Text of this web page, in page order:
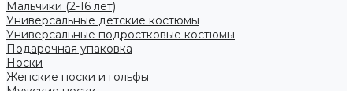
Мальчики (2-16 лет)
Универсальные детские костюмы
Универсальные подростковые костюмы
Подарочная упаковка
Носки
Женские носки и гольфы